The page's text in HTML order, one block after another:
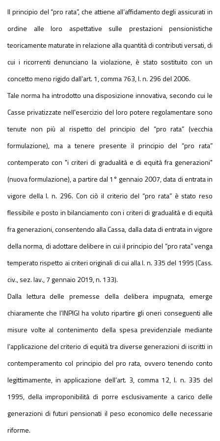
Il principio del “pro rata”, che attiene all’affidamento degli assicurati in
ordine alle loro aspettative sulle prestazioni pensionistiche
teoricamente maturate in relazione alla quantità di contributi versati, di
cui i ricorrenti denunciano la violazione, è stato sostituito con un
concetto meno rigido dall’art. 1, comma 763, l. n. 296 del 2006.
Tale norma ha introdotto una disposizione innovativa, secondo cui le
Casse privatizzate nell'esercizio del loro potere regolamentare sono
tenute non più al rispetto del principio del “pro rata” (vecchia
formulazione), ma a tenere presente il principio del “pro rata”
contemperato con "i criteri di gradualità e di equità fra generazioni"
(nuova formulazione), a partire dal 1° gennaio 2007, data di entrata in
vigore della l. n. 296. Con ciò il criterio del “pro rata” è stato reso
flessibile e posto in bilanciamento con i criteri di gradualità e di equità
fra generazioni, consentendo alla Cassa, dalla data di entrata in vigore
della norma, di adottare delibere in cui il principio del “pro rata” venga
temperato rispetto ai criteri originali di cui alla l. n. 335 del 1995 (Cass.
civ., sez. lav., 7 gennaio 2019, n. 133).
Dalla lettura delle premesse della delibera impugnata, emerge
chiaramente che l’INPIGI ha voluto ripartire gli oneri conseguenti alle
misure volte al contenimento della spesa previdenziale mediante
l’applicazione del criterio di equità tra diverse generazioni di iscritti in
contemperamento col principio del pro rata, ovvero tenendo conto
legittimamente, in applicazione dell’art. 3, comma 12, l. n. 335 del
1995, della improponibilità di porre esclusivamente a carico delle
generazioni di futuri pensionati il peso economico delle necessarie
riforme.